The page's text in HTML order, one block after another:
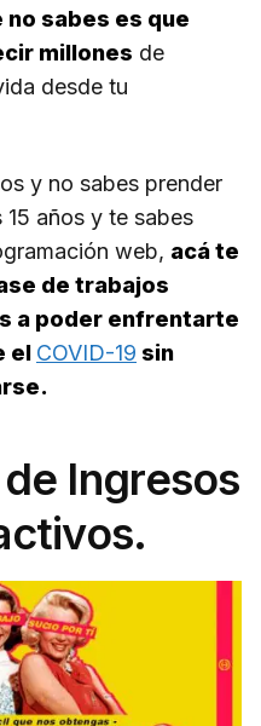
no sabes es que
millones de
desde tu
y no sabes prender
años y te sabes
web, acá te
de trabajos
a poder enfrentarte
el COVID-19 sin
Ingresos